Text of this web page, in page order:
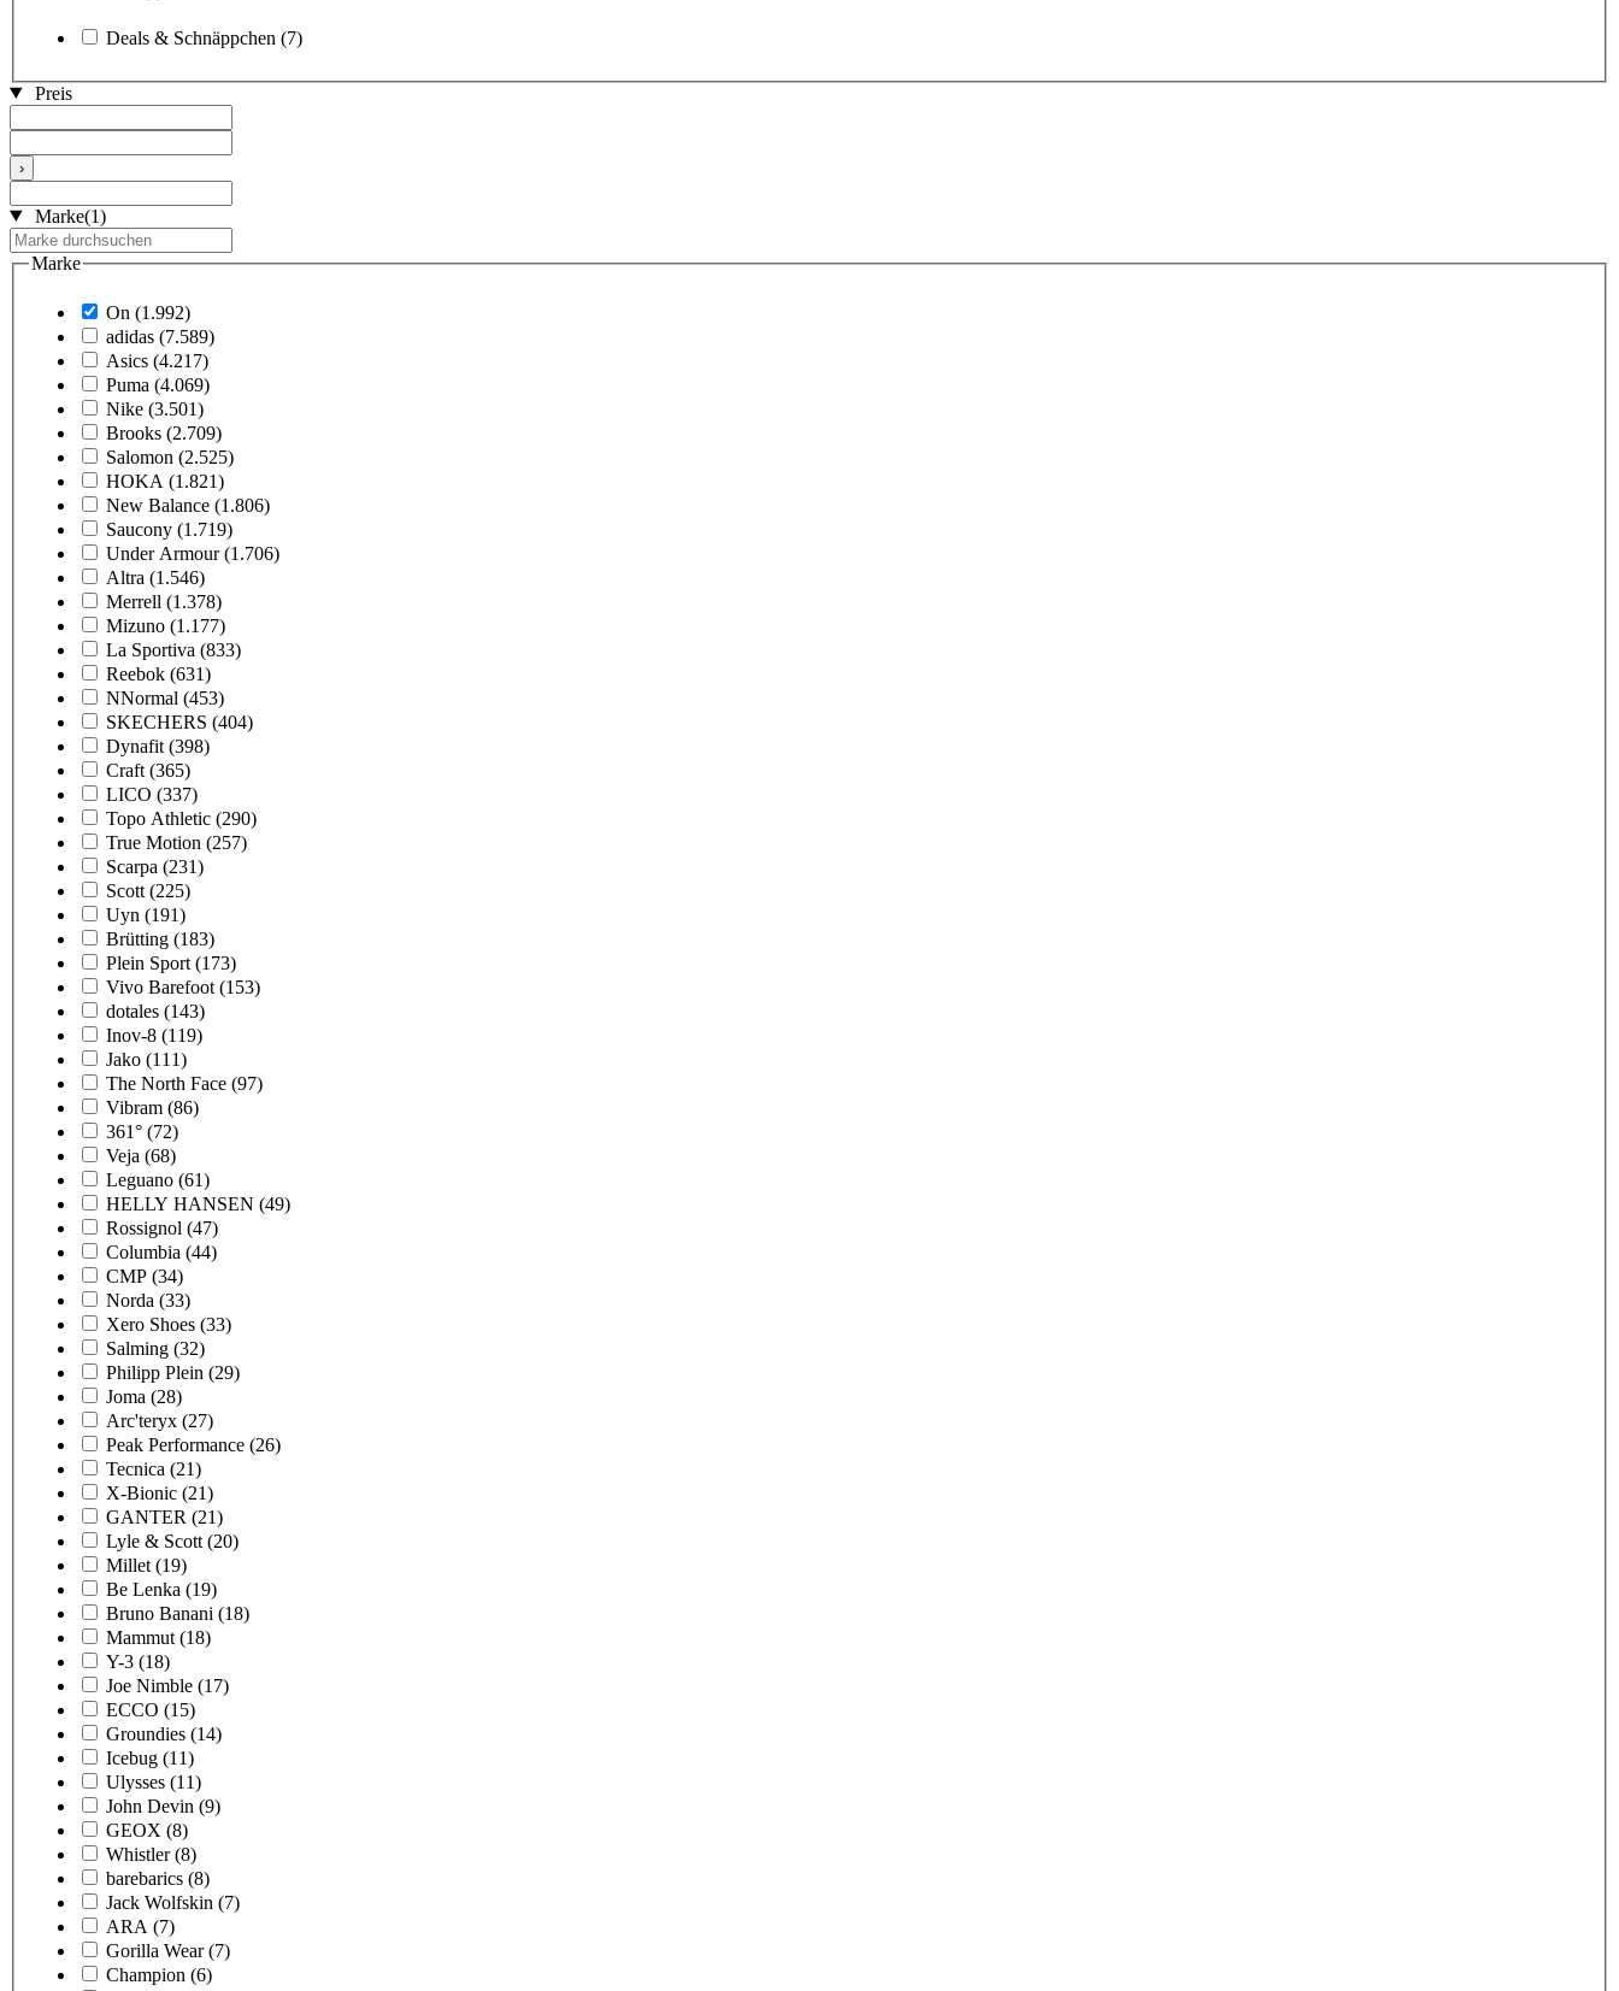
Deals & Schnäppchen (7)
Preis
›
Marke(1)
Marke
On (1.992)
adidas (7.589)
Asics (4.217)
Puma (4.069)
Nike (3.501)
Brooks (2.709)
Salomon (2.525)
HOKA (1.821)
New Balance (1.806)
Saucony (1.719)
Under Armour (1.706)
Altra (1.546)
Merrell (1.378)
Mizuno (1.177)
La Sportiva (833)
Reebok (631)
NNormal (453)
SKECHERS (404)
Dynafit (398)
Craft (365)
LICO (337)
Topo Athletic (290)
True Motion (257)
Scarpa (231)
Scott (225)
Uyn (191)
Brütting (183)
Plein Sport (173)
Vivo Barefoot (153)
dotales (143)
Inov-8 (119)
Jako (111)
The North Face (97)
Vibram (86)
361° (72)
Veja (68)
Leguano (61)
HELLY HANSEN (49)
Rossignol (47)
Columbia (44)
CMP (34)
Norda (33)
Xero Shoes (33)
Salming (32)
Philipp Plein (29)
Joma (28)
Arc'teryx (27)
Peak Performance (26)
Tecnica (21)
X-Bionic (21)
GANTER (21)
Lyle & Scott (20)
Millet (19)
Be Lenka (19)
Bruno Banani (18)
Mammut (18)
Y-3 (18)
Joe Nimble (17)
ECCO (15)
Groundies (14)
Icebug (11)
Ulysses (11)
John Devin (9)
GEOX (8)
Whistler (8)
barebarics (8)
Jack Wolfskin (7)
ARA (7)
Gorilla Wear (7)
Champion (6)